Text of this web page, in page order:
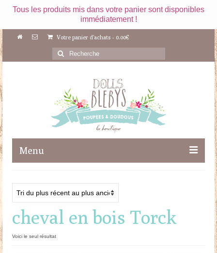
Tous les produits mis dans votre panier sont disponibles
immédiatement !
Votre panier d'achats - 0.00€
Rechercher
:
Menu
Maileg
Poupées
Doudous
cheval en bois Torck
Voici le seul résultat